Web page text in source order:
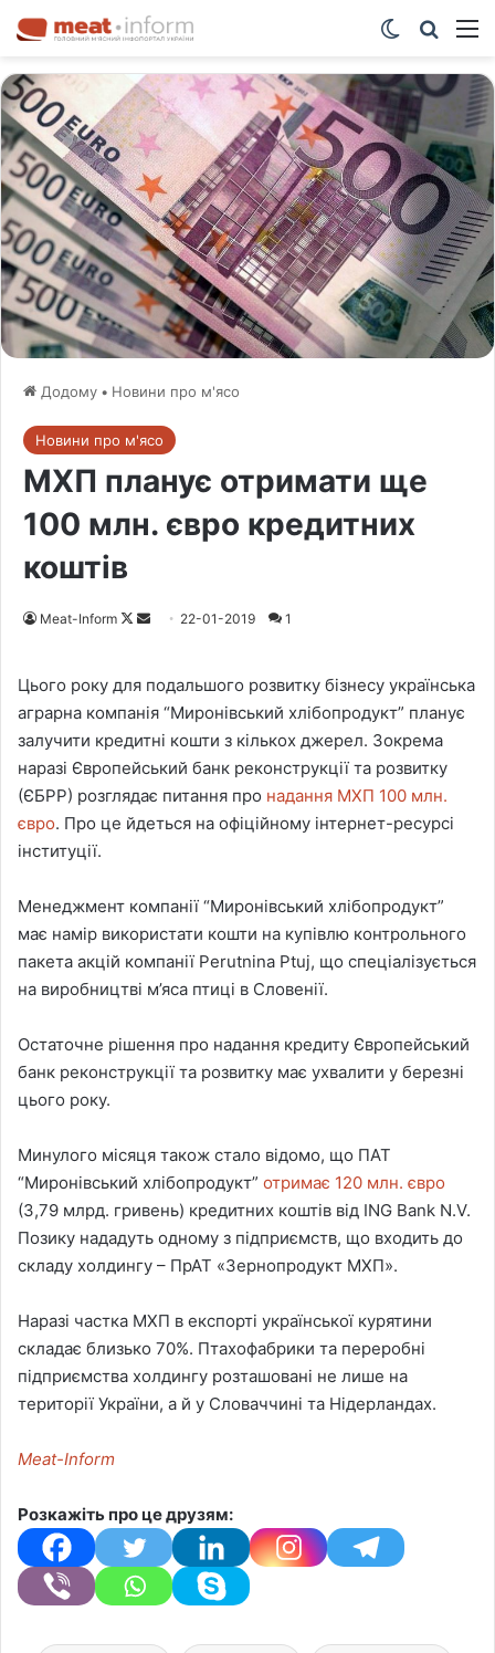
Switch skin
Додому • Новини про м'ясо
Новини про м'ясо
МХП планує отримати ще
100 млн. євро кредитних
коштів
Meat-Inform
F
w
o
n
X
n
e
m
a
22-01-2019 1
Цього року для подальшого розвитку бізнесу українська
аграрна компанія “Миронівський хлібопродукт” планує
залучити кредитні кошти з кількох джерел. Зокрема
наразі Європейський банк реконструкції та розвитку
(ЄБРР) розглядає питання про надання МХП 100 млн.
євро. Про це йдеться на офіційному інтернет-ресурсі
інституції.
Менеджмент компанії “Миронівський хлібопродукт”
має намір використати кошти на купівлю контрольного
пакета акцій компанії Perutnina Ptuj, що спеціалізується
на виробництві м’яса птиці в Словенії.
Остаточне рішення про надання кредиту Європейський
банк реконструкції та розвитку має ухвалити у березні
цього року.
Минулого місяця також стало відомо, що ПАТ
“Миронівський хлібопродукт” отримає 120 млн. євро
(3,79 млрд. гривень) кредитних коштів від ING Bank N.V.
Позику нададуть одному з підприємств, що входить до
складу холдингу – ПрАТ «Зернопродукт МХП».
Наразі частка МХП в експорті української курятини
складає близько 70%. Птахофабрики та переробні
підприємства холдингу розташовані не лише на
території України, а й у Словаччині та Нідерландах.
Meat-Inform
Розкажіть про це друзям: